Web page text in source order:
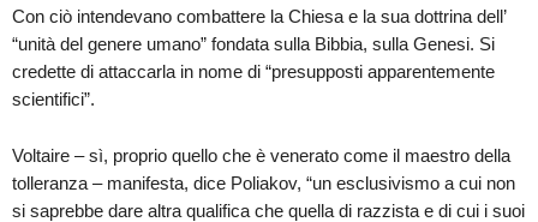
Con ciò intendevano combattere la Chiesa e la sua dottrina dell’
“unità del genere umano” fondata sulla Bibbia, sulla Genesi. Si
credette di attaccarla in nome di “presupposti apparentemente
scientifici”.
Voltaire – sì, proprio quello che è venerato come il maestro della
tolleranza – manifesta, dice Poliakov, “un esclusivismo a cui non
si saprebbe dare altra qualifica che quella di razzista e di cui i suoi